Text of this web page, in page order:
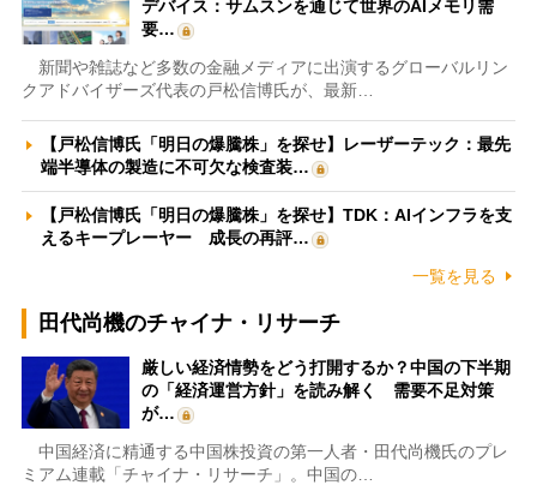
デバイス：サムスンを通じて世界のAIメモリ需
要…
新聞や雑誌など多数の金融メディアに出演するグローバルリン
クアドバイザーズ代表の戸松信博氏が、最新…
【戸松信博氏「明日の爆騰株」を探せ】レーザーテック：最先
端半導体の製造に不可欠な検査装…
【戸松信博氏「明日の爆騰株」を探せ】TDK：AIインフラを支
えるキープレーヤー 成長の再評…
一覧を見る
田代尚機のチャイナ・リサーチ
厳しい経済情勢をどう打開するか？中国の下半期
の「経済運営方針」を読み解く 需要不足対策
が…
中国経済に精通する中国株投資の第一人者・田代尚機氏のプレ
ミアム連載「チャイナ・リサーチ」。中国の…